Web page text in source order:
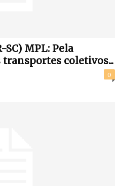
SC) MPL: Pela
coletivos...
0